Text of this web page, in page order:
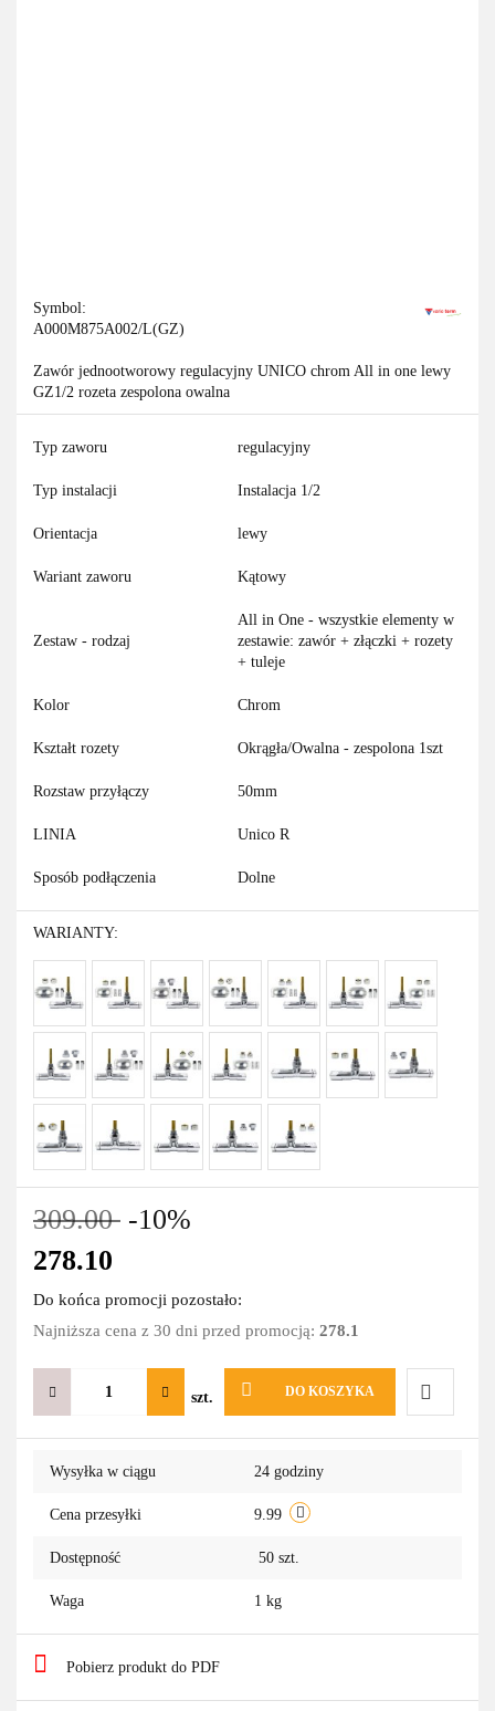
Symbol:
A000M875A002/L(GZ)
Zawór jednootworowy regulacyjny UNICO chrom All in one lewy
GZ1/2 rozeta zespolona owalna
Typ zaworu regulacyjny
Typ instalacji Instalacja 1/2
Orientacja lewy
Wariant zaworu Kątowy
Zestaw - rodzaj
All in One - wszystkie elementy w
zestawie: zawór + złączki + rozety
+ tuleje
Kolor Chrom
Kształt rozety Okrągła/Owalna - zespolona 1szt
Rozstaw przyłączy 50mm
LINIA Unico R
Sposób podłączenia Dolne
WARIANTY:
309.00 -10%
278.10
Do końca promocji pozostało:
Najniższa cena z 30 dni przed promocją: 278.1
szt. DO KOSZYKA
Do
Wysyłka w ciągu 24 godziny
Cena przesyłki 9.99
Dostępność 50 szt.
Waga 1 kg
Pobierz produkt do PDF